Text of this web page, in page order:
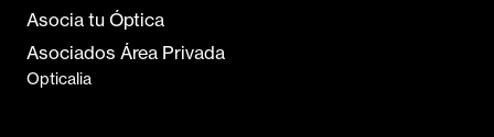
Asocia tu Óptica
Asociados Área Privada
Opticalia